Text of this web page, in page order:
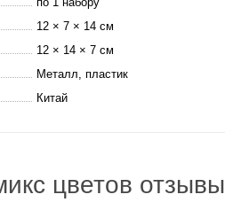
12 × 7 × 14 см
12 × 14 × 7 см
Металл, пластик
Китай
цветов отзывы